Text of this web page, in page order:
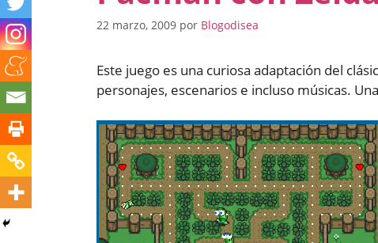
22 marzo, 2009 por Blogodisea
Este juego es una curiosa adaptación del
personajes, escenarios e incluso músicas.